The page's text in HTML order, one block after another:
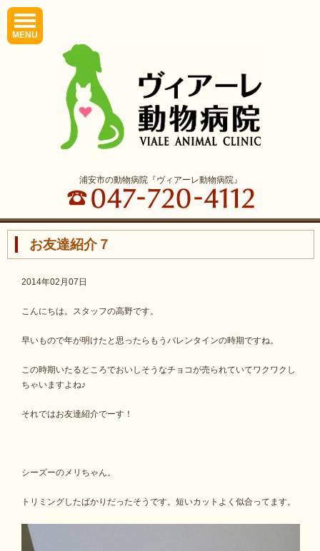
MENU
浦安市の動物病院『ヴィアーレ動物病院』
お友達紹介７
2014年02月07日
こんにちは。スタッフの高野です。
早いもので年が明けたと思ったらもうバレンタインの時期ですね。
この時期いたるところでおいしそうなチョコが売られていてワクワクし
ちゃいますよね♪
それではお友達紹介でーす！
シーズーのメリちゃん。
トリミングしたばかりだったそうです。短いカットよく似合ってます。